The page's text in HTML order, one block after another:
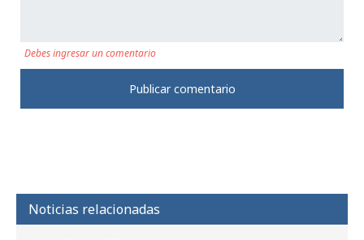
Debes ingresar un comentario
Noticias relacionadas